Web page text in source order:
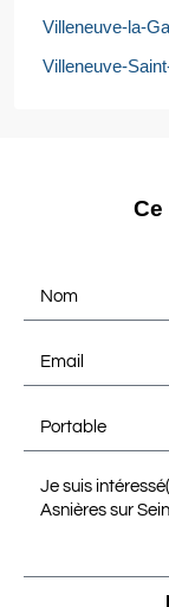
Villeneuve-la-
Villeneuve-